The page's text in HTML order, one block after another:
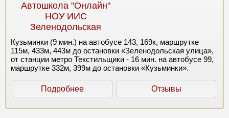
Автошкола "Онлайн"
НОУ ИИС
Зеленодольская
Кузьминки (9 мин.) на автобусе 143, 169к, маршрутке
115м, 433м, 443м до остановки «Зеленодольская улица»,
от станции метро Текстильщики - 16 мин. на автобусе 99,
маршрутке 332м, 399м до остановки «Кузьминки».
Подробнее Отзывы